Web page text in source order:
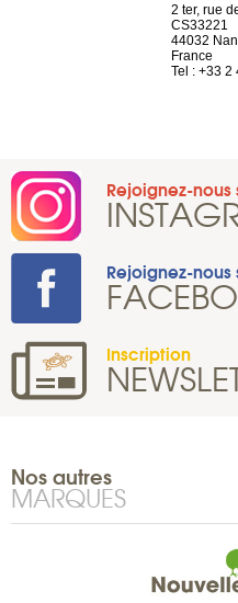
2 ter, rue
CS33221
44032
France
Tel : +33 2
Rejoignez-nous
Rejoignez-nous
Inscription
Nos autres
MARQUES